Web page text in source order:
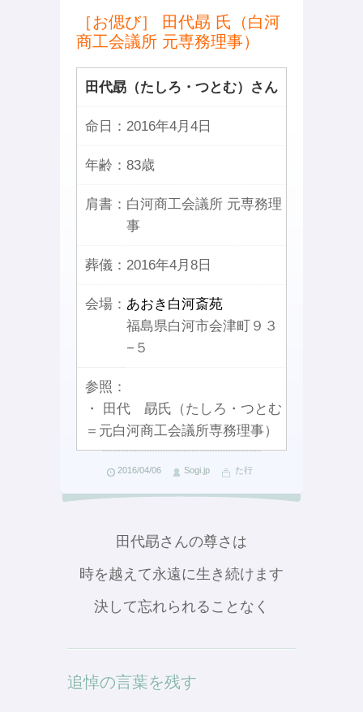
［お偲び］ 田代勗 氏（白河
商工会議所 元専務理事）
田代勗（たしろ・つとむ）さん
命日： 2016年4月4日
年齢： 83歳
肩書： 白河商工会議所 元専務理
事
葬儀： 2016年4月8日
会場： あおき白河斎苑
福島県白河市会津町９３
−５
参照：
・ 田代 勗氏（たしろ・つとむ
＝元白河商工会議所専務理事）
2016/04/06 Sogi.jp た行
田代勗さんの尊さは
時を越えて永遠に生き続けます
決して忘れられることなく
追悼の言葉を残す